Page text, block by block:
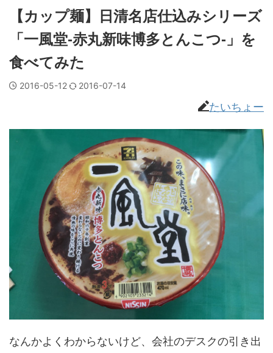
【カップ麺】日清名店仕込みシリーズ
「一風堂-赤丸新味博多とんこつ-」を
食べてみた
2016-05-12 2016-07-14
たいちょー
なんかよくわからないけど、会社のデスクの引き出